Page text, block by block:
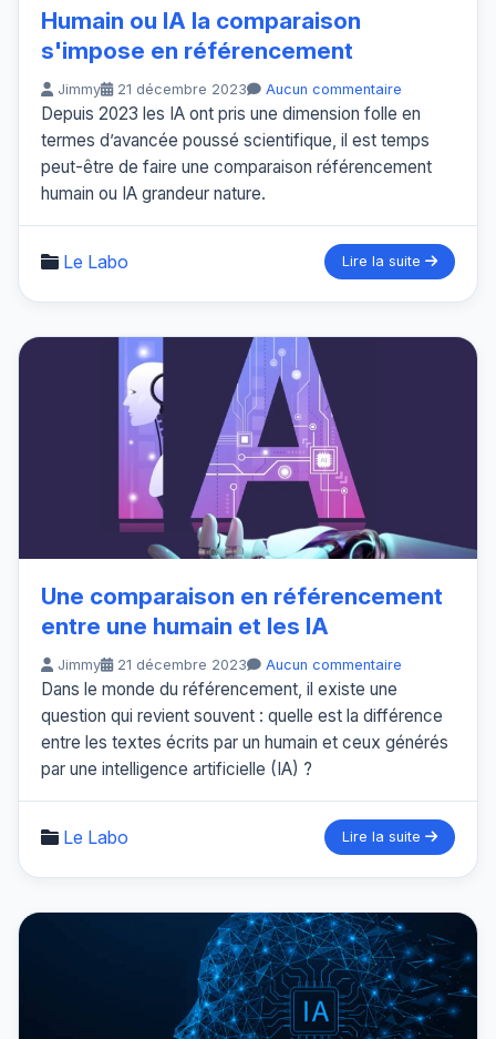
Humain ou IA la comparaison
s'impose en référencement
Jimmy 21 décembre 2023 Aucun commentaire
Depuis 2023 les IA ont pris une dimension folle en
termes d’avancée poussé scientifique, il est temps
peut-être de faire une comparaison référencement
humain ou IA grandeur nature.
Le Labo Lire la suite
Une comparaison en référencement
entre une humain et les IA
Jimmy 21 décembre 2023 Aucun commentaire
Dans le monde du référencement, il existe une
question qui revient souvent : quelle est la différence
entre les textes écrits par un humain et ceux générés
par une intelligence artificielle (IA) ?
Le Labo Lire la suite